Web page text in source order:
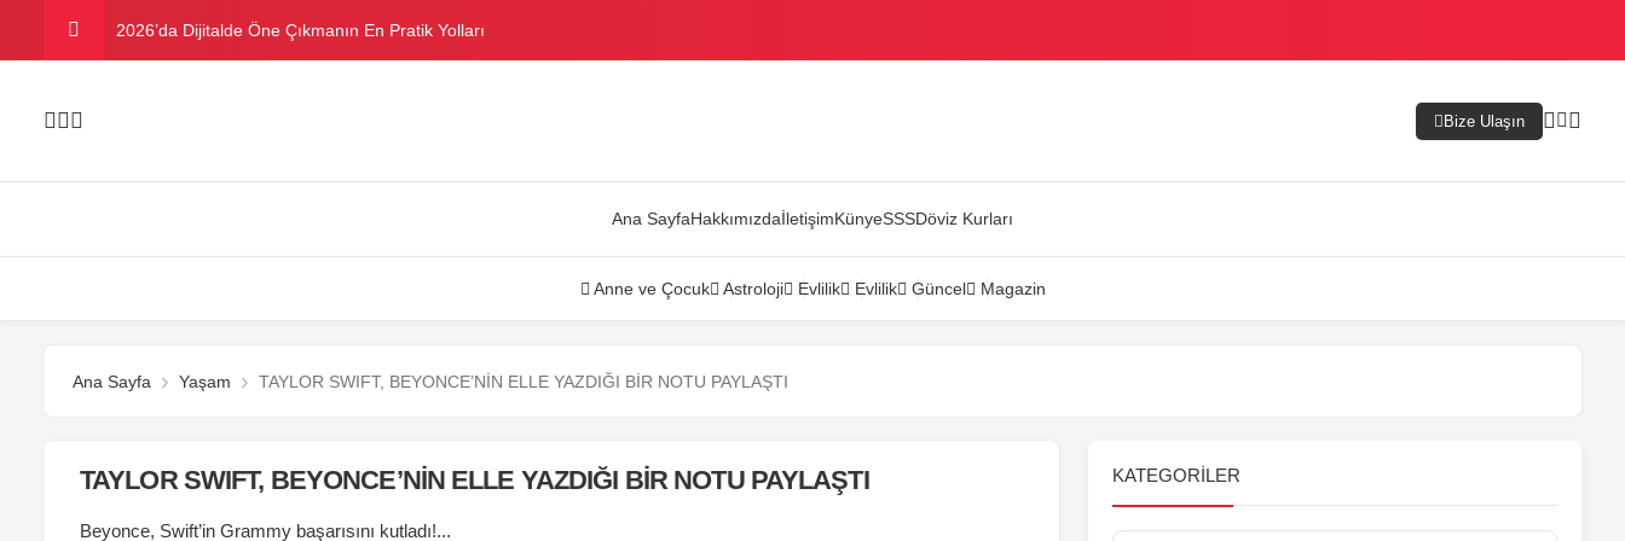
2026’da Dijitalde Öne Çıkmanın En Pratik Yolları
Bize Ulaşın
Ana SayfaHakkımızdaİletişimKünyeSSSDöviz Kurları
Anne ve Çocuk Astroloji Evlilik Evlilik Güncel Magazin
Ana Sayfa Yaşam TAYLOR SWIFT, BEYONCE’NİN ELLE YAZDIĞI BİR NOTU PAYLAŞTI
TAYLOR SWIFT, BEYONCE’NİN ELLE YAZDIĞI BİR NOTU PAYLAŞTI
Beyonce, Swift’in Grammy başarısını kutladı!...
KATEGORILER